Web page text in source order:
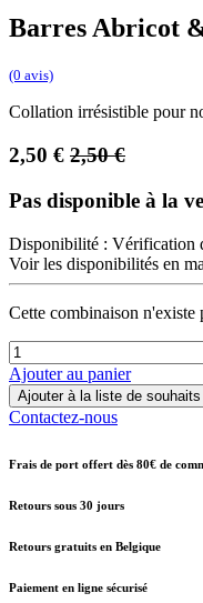
Barres Abricot
(0 avis)
Collation irrésistible pour
2,50 € 2,50€
Pas disponible à la
Disponibilité : Vérification
Voir les disponibilités en
Cette combinaison n'existe
Ajouter au panier
Ajouter à la liste de souhaits
Contactez-nous
Frais de port offert dès 80€ de
Retours sous 30 jours
Retours gratuits en Belgique
Paiement en ligne sécurisé